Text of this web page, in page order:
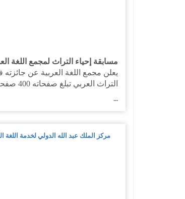
مسابقة إحياء التراث لمجمع اللغة
التراث العربي تبلغ صفحاته 400 صفحة (تساوي خمسا وعشرين ملزمة من ذات الست عشرة صفحة) ولا تحسب فيها المقدمة ولا الفهارس.
...
مركز الملك عبد الله الدولي لخدمة اللغة